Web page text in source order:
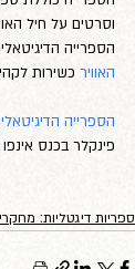
וסרטים על חיל
הספרייה
האוויר כשירות
הספרייה
פינקלר בכנס אינפו 2012
ספריות דיגטליות: